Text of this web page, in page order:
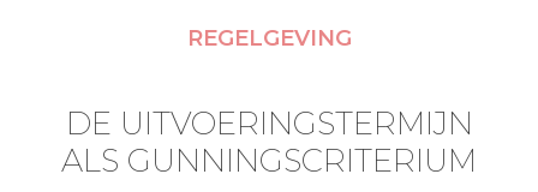
REGELGEVING
DE UITVOERINGSTERMIJN
ALS GUNNINGSCRITERIUM